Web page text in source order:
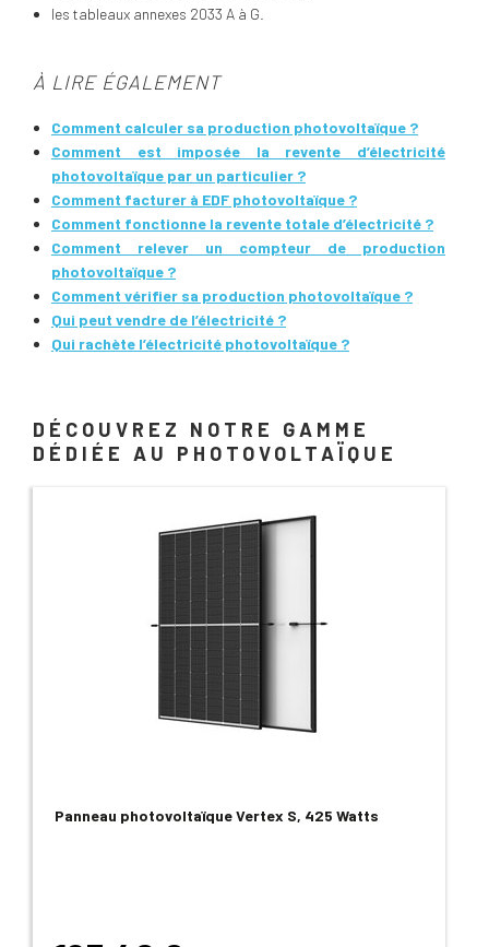
les tableaux annexes 2033 A à G.
À LIRE ÉGALEMENT
Comment calculer sa production photovoltaïque ?
Comment est imposée la revente d’électricité
photovoltaïque par un particulier ?
Comment facturer à EDF photovoltaïque ?
Comment fonctionne la revente totale d’électricité ?
Comment relever un compteur de production
photovoltaïque ?
Comment vérifier sa production photovoltaïque ?
Qui peut vendre de l’électricité ?
Qui rachète l’électricité photovoltaïque ?
DÉCOUVREZ NOTRE GAMME
DÉDIÉE AU PHOTOVOLTAÏQUE
Panneau photovoltaïque Vertex S, 425 Watts